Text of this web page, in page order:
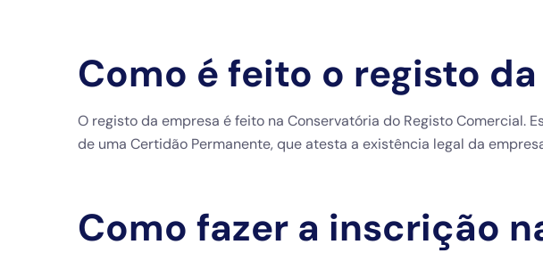
Como é feito o registo
O registo da empresa é feito na Conservatória do Registo Comercial.
de uma Certidão Permanente, que atesta a existência legal da
Como fazer a inscrição